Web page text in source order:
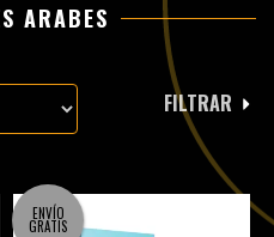
ARABES
FILTRAR
ENVÍO
GRATIS